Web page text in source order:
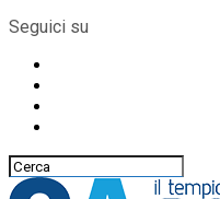
Seguici su